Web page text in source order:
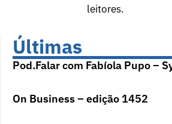
leitores.
Últimas
Pod.Falar com Fabíola Pupo –
On Business – edição 1452